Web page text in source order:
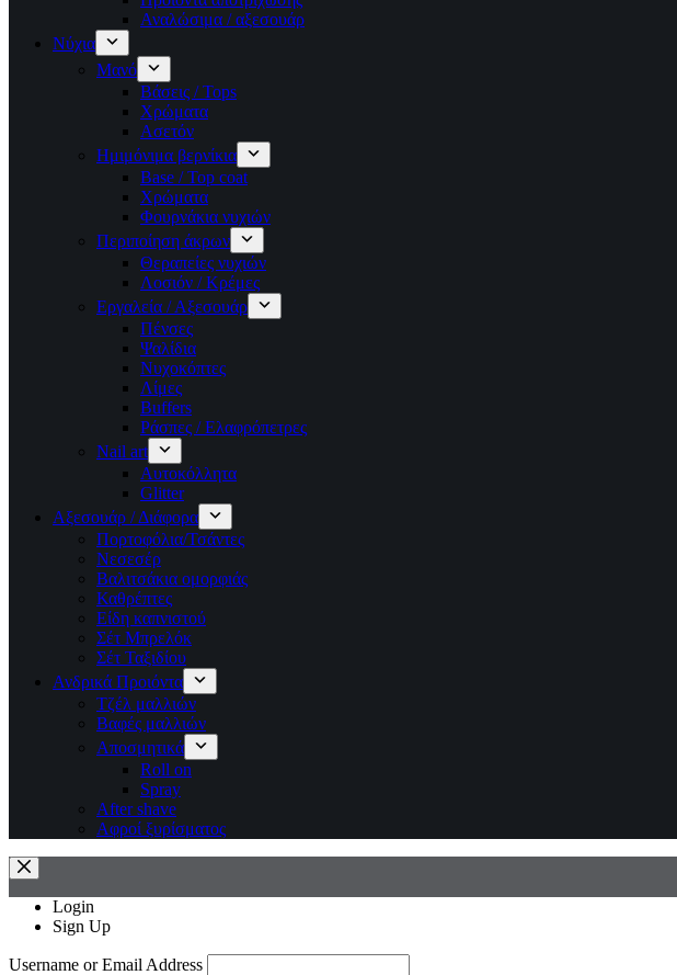
Αναλώσιμα / αξεσουάρ
Νύχια
Μανό
Βάσεις / Tops
Χρώματα
Ασετόν
Ημιμόνιμα βερνίκια
Base / Top coat
Χρώματα
Φουρνάκια νυχιών
Περιποίηση άκρων
Θεραπείες νυχιών
Λοσιόν / Κρέμες
Εργαλεία / Αξεσουάρ
Πένσες
Ψαλίδια
Νυχοκόπτες
Λίμες
Buffers
Ράσπες / Ελαφρόπετρες
Nail art
Αυτοκόλλητα
Glitter
Αξεσουάρ / Διάφορα
Πορτοφόλια/Τσάντες
Νεσεσέρ
Βαλιτσάκια ομορφιάς
Καθρέπτες
Είδη καπνιστού
Σέτ Μπρελόκ
Σέτ Ταξιδίου
Ανδρικά Προιόντα
Τζέλ μαλλιών
Βαφές μαλλιών
Αποσμητικά
Roll on
Spray
After shave
Αφροί ξυρίσματος
Login
Sign Up
Username or Email Address